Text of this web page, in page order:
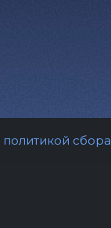
политикой